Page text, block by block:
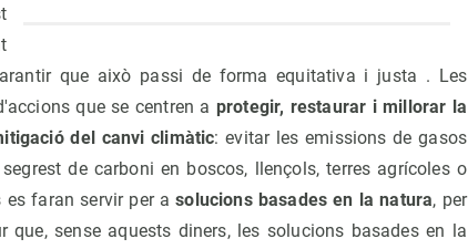
que això passi de forma equitativa i justa . Les
que se centren a protegir, restaurar i millorar la
del canvi climàtic: evitar les emissions de gasos
de carboni en boscos, llençols, terres agrícoles o
faran servir per a solucions basades en la natura, per
sense aquests diners, les solucions basades en la